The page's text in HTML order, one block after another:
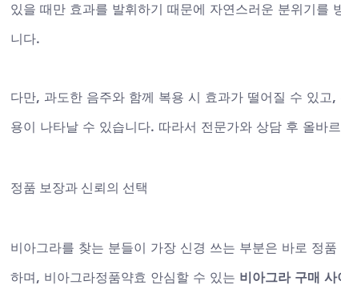
있을 때만 효과를 발휘하기 때문에 자연스러운 분위기를
니다.
다만, 과도한 음주와 함께 복용 시 효과가 떨어질 수 있
용이 나타날 수 있습니다. 따라서 전문가와 상담 후 올바
정품 보장과 신뢰의 선택
비아그라를 찾는 분들이 가장 신경 쓰는 부분은 바로 정품
하며, 비아그라정품약효 안심할 수 있는 비아그라 구매 사